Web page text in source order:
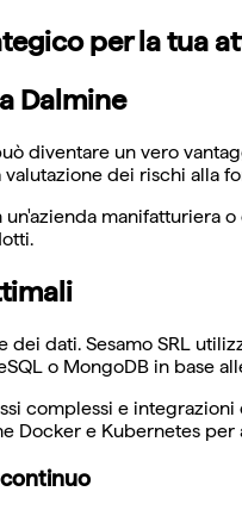
per la tua
Dalmine
diventare un vero
dei rischi
dati. Sesamo SRL
o MongoDB in base
complessi e
Docker e Kubernetes